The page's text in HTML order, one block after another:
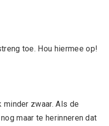
toe. Hou hiermee op!
zwaar. Als de
maar te herinneren dat